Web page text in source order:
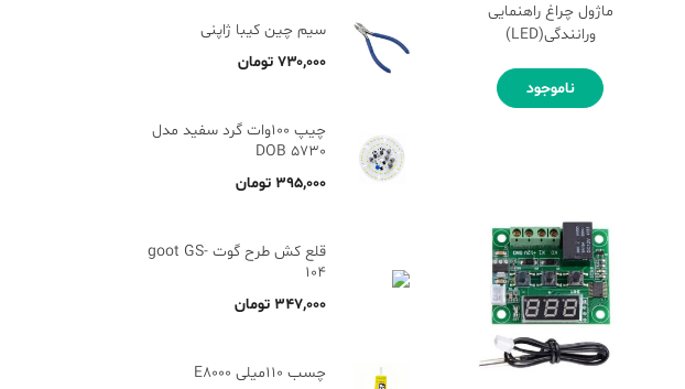
ماژول چراغ راهنمایی
ورانندگی(LED)
ناموجود
سیم چین کیبا ژاپنی
۷۳۰,۰۰۰ تومان
چیپ 100وات گرد سفید مدل
5730 DOB
۳۹۵,۰۰۰ تومان
قلع کش طرح گوت goot GS-
104
۳۴۷,۰۰۰ تومان
چسب 110میلی E8000